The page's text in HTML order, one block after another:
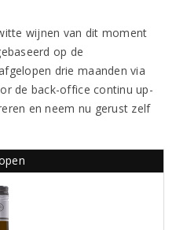
wijnen van dit moment
op de
drie maanden via
de back-office continu up-
en neem nu gerust zelf